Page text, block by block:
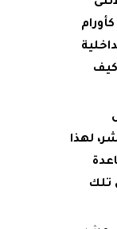
كيف
لهذا
تلك